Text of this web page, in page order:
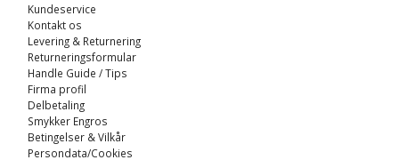
Kundeservice
Kontakt os
Levering & Returnering
Returneringsformular
Handle Guide / Tips
Firma profil
Delbetaling
Smykker Engros
Betingelser & Vilkår
Persondata/Cookies